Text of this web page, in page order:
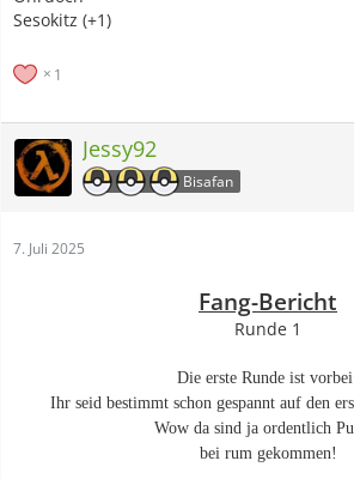
Sesokitz (+1)
1
Jessy92
Bisafan
7. Juli 2025
Fang-Bericht
Runde 1
Die erste Runde ist
Ihr seid bestimmt schon gespannt auf den
Wow da sind ja ordentlich
bei rum gekommen!